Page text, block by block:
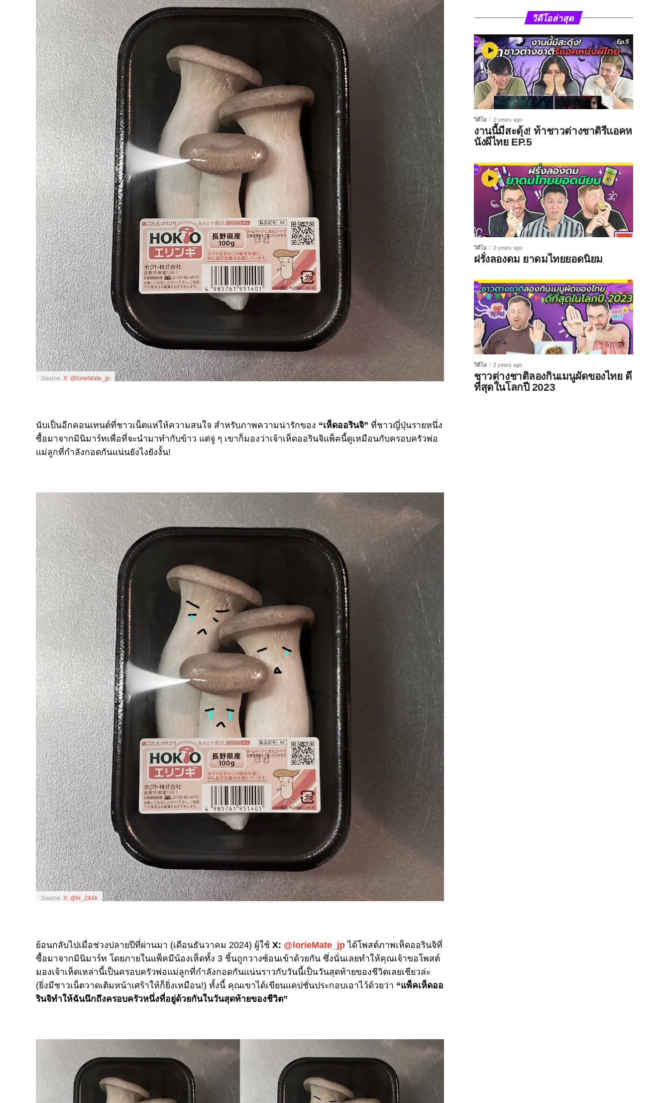
Source: X: @lorieMate_jp
นับเป็นอีกคอนเทนต์ที่ชาวเน็ตแห่ให้ความสนใจ สำหรับภาพความน่ารักของ “เห็ดออรินจิ” ที่ชาวญี่ปุ่นรายหนึ่ง
ซื้อมาจากมินิมาร์ทเพื่อที่จะนำมาทำกับข้าว แต่จู่ ๆ เขาก็มองว่าเจ้าเห็ดออรินจิแพ็คนี้ดูเหมือนกับครอบครัวพ่อ
แม่ลูกที่กำลังกอดกันแน่นยังไงยังงั้น!
Source: X: @H_244k
ย้อนกลับไปเมื่อช่วงปลายปีที่ผ่านมา (เดือนธันวาคม 2024) ผู้ใช้ X: @lorieMate_jp ได้โพสต์ภาพเห็ดออรินจิที่
ซื้อมาจากมินิมาร์ท โดยภายในแพ็คมีน้องเห็ดทั้ง 3 ชิ้นถูกวางซ้อนเข้าด้วยกัน ซึ่งนั่นเลยทำให้คุณเจ้าขอโพสต์
มองเจ้าเห็ดเหล่านี้เป็นครอบครัวพ่อแม่ลูกที่กำลังกอดกันแน่นราวกับวันนี้เป็นวันสุดท้ายของชีวิตเลยเชียวล่ะ
(ยิ่งมีชาวเน็ตวาดเติมหน้าเศร้าให้ก็ยิ่งเหมือน!) ทั้งนี้ คุณเขาได้เขียนแคปชั่นประกอบเอาไว้ด้วยว่า “แพ็คเห็ดออ
รินจิทำให้ฉันนึกถึงครอบครัวหนึ่งที่อยู่ด้วยกันในวันสุดท้ายของชีวิต”
วิดีโอล่าสุด
วิดีโอ 2 years ago
งานนี้มีสะดุ้ง! ท้าชาวต่างชาติรีแอคห
นังผีไทย EP.5
วิดีโอ 2 years ago
ฝรั่งลองดม ยาดมไทยยอดนิยม
วิดีโอ 2 years ago
ชาวต่างชาติลองกินเมนูผัดของไทย ดี
ที่สุดในโลกปี 2023